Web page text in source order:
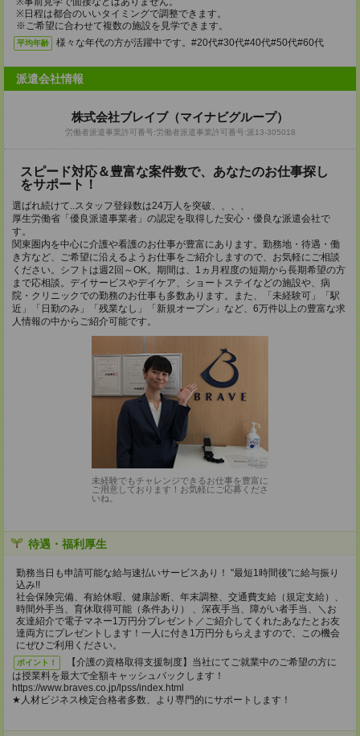
※日程は都合のいいタイミングで調整できます。
※ご希望に合わせて複数の施設を見学できます。
平均年齢 様々な年代の方が活躍中です。#20代#30代#40代#50代#60代
派遣会社情報
株式会社ブレイブ（マイナビグループ）
労働者派遣事業許可番号:労働者派遣事業許可番号:派13-305018
スピード対応＆豊富な案件数で、あなたのお仕事探し
をサポート！
選ばれ続けて..スタッフ登録数は24万人を突破、、、、
厚生労働省「優良派遣事業者」の認定を取得した安心・優良な派遣会社で
す。
関東圏内を中心に介護や看護のお仕事が豊富にあります。勤務地・待遇・働
き方など、ご希望に沿えるようお仕事をご紹介しますので、お気軽にご相談
ください。シフトは週2回～OK。期間は、1ヵ月程度の短期から長期希望の方
まで応相談。デイサービスやデイケア、ショートステイなどの施設や、病
院・クリニックでの勤務のお仕事も多数あります。また、「未経験可」「駅
近」「日勤のみ」「残業なし」「新規オープン」など、6万件以上の豊富な求
人情報の中からご紹介可能です。
未経験でもチャレンジできるお仕事を豊富に
ご用意しております！お気軽にご応募くださ
いね。
待遇・福利厚生
勤務当日も申請可能な給与速払いサービスあり！ "最短1時間後"に給与振り
込み!!
社会保険完備、有給休暇、健康診断、年末調整、交通費支給（規定支給）、
時間外手当、育休取得可能（条件あり） 、深夜手当、障がい者手当、＼お
友達紹介で電子マネー1万円分プレゼント／ご紹介してくれたあなたとお友
達両方にプレゼントします！一人に付き1万円分もらえますので、この機会
にぜひご利用ください。
ポイント！
【介護の資格取得支援制度】当社にてご就業中のご希望の方に
は授業料を最大で全額キャッシュバックします！
https://www.braves.co.jp/lpss/index.html
★人材ビジネス検定合格者多数、より専門的にサポートします！